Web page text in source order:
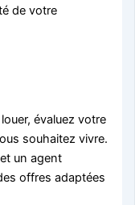
de votre
évaluez votre
souhaitez vivre.
un agent
offres adaptées